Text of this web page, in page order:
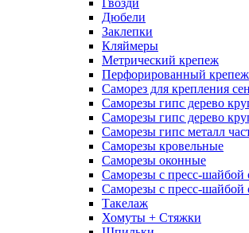
Гвозди
Дюбели
Заклепки
Кляймеры
Метрический крепеж
Перфорированный крепеж
Саморез для крепления
Саморезы гипс дерево
Саморезы гипс дерево
Саморезы гипс металл
Саморезы кровельные
Саморезы оконные
Саморезы с пресс-шайбой
Саморезы с пресс-шайбой
Такелаж
Хомуты + Стяжки